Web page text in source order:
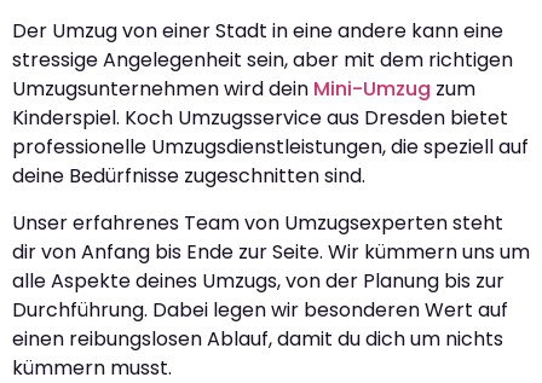
Der Umzug von einer Stadt in eine andere kann eine
stressige Angelegenheit sein, aber mit dem richtigen
Umzugsunternehmen wird dein Mini-Umzug zum
Kinderspiel. Koch Umzugsservice aus Dresden bietet
professionelle Umzugsdienstleistungen, die speziell auf
deine Bedürfnisse zugeschnitten sind.
Unser erfahrenes Team von Umzugsexperten steht
dir von Anfang bis Ende zur Seite. Wir kümmern uns um
alle Aspekte deines Umzugs, von der Planung bis zur
Durchführung. Dabei legen wir besonderen Wert auf
einen reibungslosen Ablauf, damit du dich um nichts
kümmern musst.